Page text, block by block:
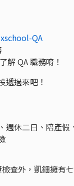
QA
QA 職務唷！
遞過來吧！
休二日、陪產
查外，凱鈿擁有